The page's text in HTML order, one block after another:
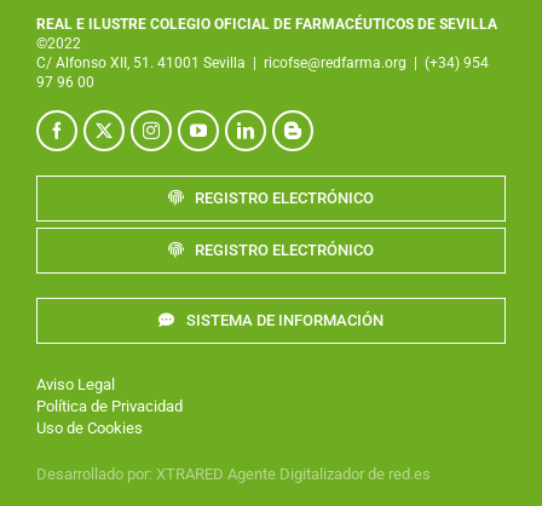
REAL E ILUSTRE COLEGIO OFICIAL DE FARMACÉUTICOS DE SEVILLA
©2022
C/ Alfonso XII, 51. 41001 Sevilla
ricofse@redfarma.org
(+34) 954
97 96 00
REGISTRO ELECTRÓNICO
REGISTRO ELECTRÓNICO
SISTEMA DE INFORMACIÓN
Aviso Legal
Política de Privacidad
Uso de Cookies
Desarrollado por: XTRARED Agente Digitalizador de red.es